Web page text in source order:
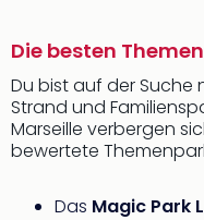
Die besten
Du bist auf der Suche
Strand und
Marseille verbergen
bewertete
Das Magic Park